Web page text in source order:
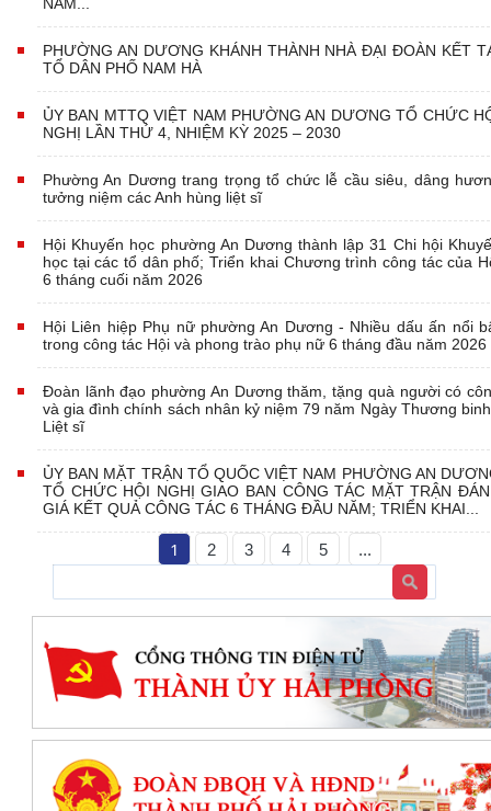
NĂM...
PHƯỜNG AN DƯƠNG KHÁNH THÀNH NHÀ ĐẠI ĐOÀN KẾT
TỔ DÂN PHỐ NAM HÀ
ỦY BAN MTTQ VIỆT NAM PHƯỜNG AN DƯƠNG TỔ CHỨC
NGHỊ LẦN THỨ 4, NHIỆM KỲ 2025 – 2030
Phường An Dương trang trọng tổ chức lễ cầu siêu, dâng
tưởng niệm các Anh hùng liệt sĩ
Hội Khuyến học phường An Dương thành lập 31 Chi hội
học tại các tổ dân phố; Triển khai Chương trình công tác của
6 tháng cuối năm 2026
Hội Liên hiệp Phụ nữ phường An Dương - Nhiều dấu ấn nổi
trong công tác Hội và phong trào phụ nữ 6 tháng đầu năm 2026
Đoàn lãnh đạo phường An Dương thăm, tặng quà người có
và gia đình chính sách nhân kỷ niệm 79 năm Ngày Thương
Liệt sĩ
ỦY BAN MẶT TRẬN TỔ QUỐC VIỆT NAM PHƯỜNG AN
TỔ CHỨC HỘI NGHỊ GIAO BAN CÔNG TÁC MẶT TRẬN
GIÁ KẾT QUẢ CÔNG TÁC 6 THÁNG ĐẦU NĂM; TRIỂN KHAI...
1 2 3 4 5 ...